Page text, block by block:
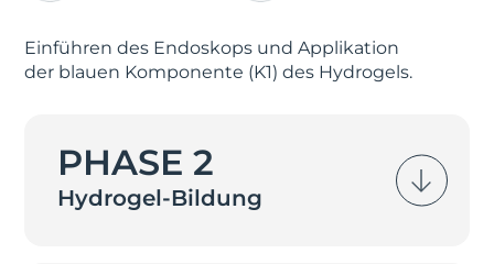
Einführen des Endoskops und Applikation
der blauen Komponente (K1) des Hydrogels.
PHASE 2
Hydrogel-Bildung